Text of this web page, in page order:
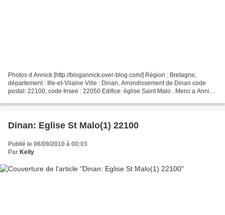
Photos d Annick [http://blogannick.over-blog.com/] Région : Bretagne,
département : Ille-et-Vilaine Ville : Dinan, Arrondissement de Dinan code
postal: 22100, code Insee : 22050 Edifice: église Saint Malo . Merci a Annick
Dinan: Eglise St Malo(1) 22100
Publié le 06/09/2010 à 00:03
Par Kelly